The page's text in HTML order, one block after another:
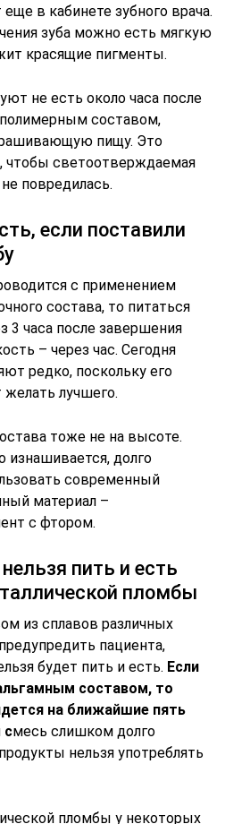
в кабинете зубного врача.
зуба можно есть мягкую
красящие пигменты.
не есть около часа после
составом,
пищу. Это
чтобы светоотверждаемая
повредилась.
если поставили
с применением
состава, то питаться
3 часа после завершения
– через час. Сегодня
редко, поскольку его
лучшего.
тоже не на высоте.
изнашивается, долго
современный
материал –
с фтором.
пить и есть
пломбы
из сплавов различных
пациента,
будет пить и есть. Если
составом, то
на ближайшие пять
смесь слишком долго
нельзя употреблять
пломбы у некоторых